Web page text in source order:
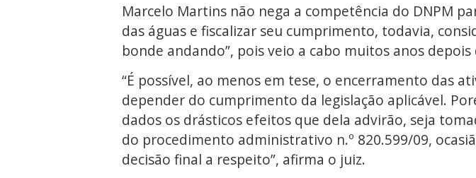
Marcelo Martins não nega a competência do DNPM
das águas e fiscalizar seu cumprimento, todavia,
bonde andando”, pois veio a cabo muitos anos
“É possível, ao menos em tese, o encerramento das
depender do cumprimento da legislação aplicável.
dados os drásticos efeitos que dela advirão, seja
do procedimento administrativo n.º 820.599/09,
decisão final a respeito”, afirma o juiz.